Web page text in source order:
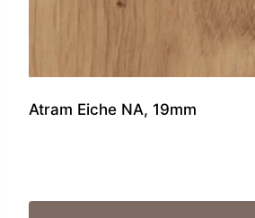
Atram Eiche NA, 19mm